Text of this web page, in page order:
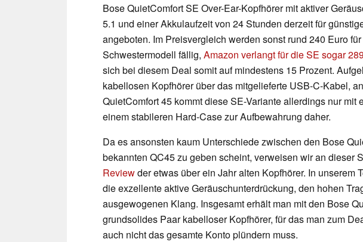
Bose QuietComfort SE Over-Ear-Kopfhörer mit aktiver
5.1 und einer Akkulaufzeit von 24 Stunden derzeit für
angeboten. Im Preisvergleich werden sonst rund 240 Euro
Schwestermodell fällig, Amazon verlangt für die SE sogar
sich bei diesem Deal somit auf mindestens 15 Prozent.
kabellosen Kopfhörer über das mitgelieferte USB-C-Kabel,
QuietComfort 45 kommt diese SE-Variante allerdings nur mit
einem stabileren Hard-Case zur Aufbewahrung daher.
Da es ansonsten kaum Unterschiede zwischen den Bose
bekannten QC45 zu geben scheint, verweisen wir an dieser
Reviewder etwas über ein Jahr alten Kopfhörer. In unserem
die exzellente aktive Geräuschunterdrückung, den hohen
ausgewogenen Klang. Insgesamt erhält man mit den Bose
grundsolides Paar kabelloser Kopfhörer, für das man zum
auch nicht das gesamte Konto plündern muss.